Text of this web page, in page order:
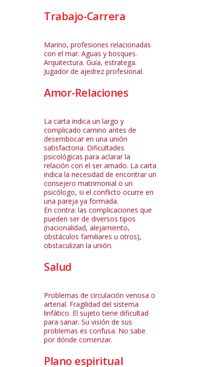
Trabajo-Carrera
Marino, profesiones relacionadas
con el mar. Aguas y bosques.
Arquitectura. Guía, estratega.
Jugador de ajedrez profesional.
Amor-Relaciones
La carta indica un largo y
complicado camino antes de
desembocar en una unión
satisfactoria. Dificultades
psicológicas para aclarar la
relación con el ser amado. La carta
indica la necesidad de encontrar un
consejero matrimonial o un
psicólogo, si el conflicto ocurre en
una pareja ya formada.
En contra: las complicaciones que
pueden ser de diversos tipos
(nacionalidad, alejamiento,
obstáculos familiares u otros),
obstaculizan la unión.
Salud
Problemas de circulación venosa o
arterial. Fragilidad del sistema
linfático. El sujeto tiene dificultad
para sanar. Su visión de sus
problemas es confusa. No sabe
por dónde comenzar.
Plano espiritual